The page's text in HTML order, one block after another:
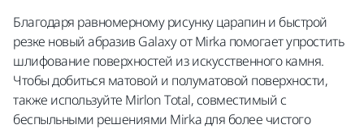
Благодаря равномерному рисунку царапин и быстрой
резке новый абразив Galaxy от Mirka помогает упростить
шлифование поверхностей из искусственного камня.
Чтобы добиться матовой и полуматовой поверхности,
также используйте Mirlon Total, совместимый с
беспыльными решениями Mirka для более чистого